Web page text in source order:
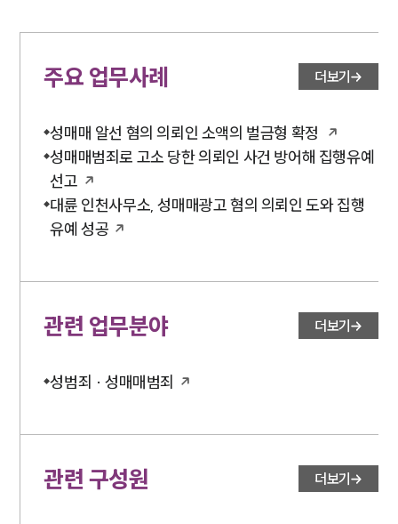
주요 업무사례 더보기
성매매 알선 혐의 의뢰인 소액의 벌금형 확정
성매매범죄로 고소 당한 의뢰인 사건 방어해 집행유예
선고
대륜 인천사무소, 성매매광고 혐의 의뢰인 도와 집행
유예 성공
관련 업무분야 더보기
성범죄 · 성매매범죄
관련 구성원 더보기